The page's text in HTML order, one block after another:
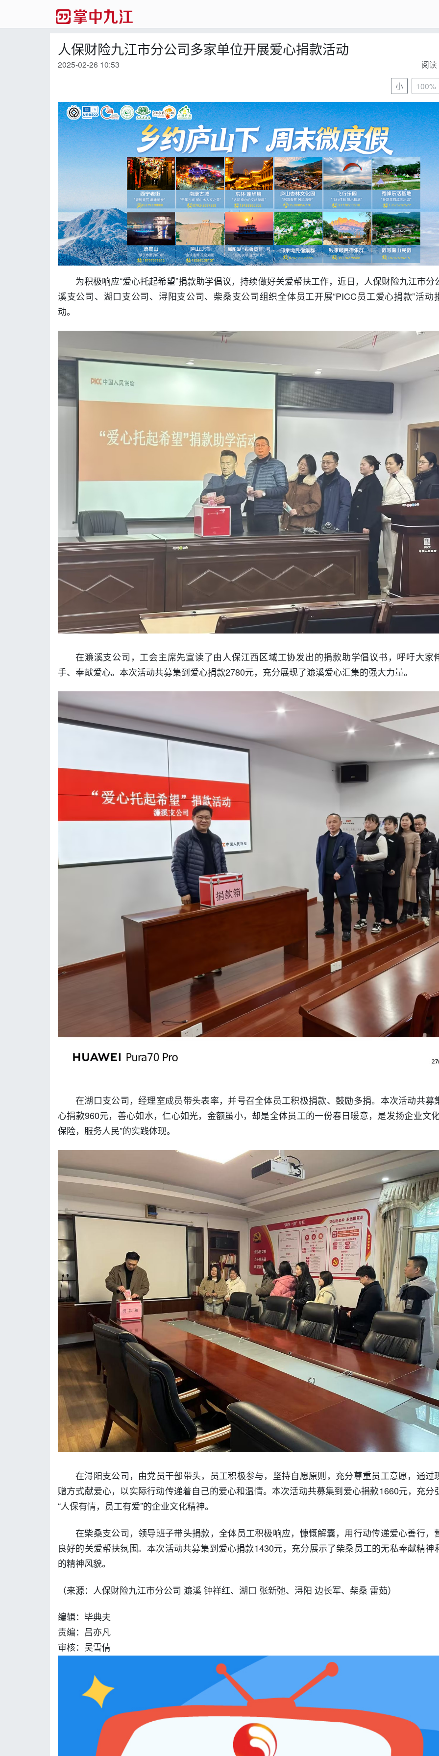
人保财险九江市分公司多家单位开展爱心捐款活动
2025-02-26 10:53
阅
小
100%
为积极响应“爱心托起希望”捐款助学倡议，持续做好关爱帮扶工作，近日，人保财险九江市分
溪支公司、湖口支公司、浔阳支公司、柴桑支公司组织全体员工开展“PICC员工爱心捐款”活动
动。
在濂溪支公司，工会主席先宣读了由人保江西区域工协发出的捐款助学倡议书，呼吁大家
手、奉献爱心。本次活动共募集到爱心捐款2780元，充分展现了濂溪爱心汇集的强大力量。
在湖口支公司，经理室成员带头表率，并号召全体员工积极捐款、鼓励多捐。本次活动共募
心捐款960元，善心如水，仁心如光，金额虽小，却是全体员工的一份春日暖意，是发扬企业文
保险，服务人民”的实践体现。
在浔阳支公司，由党员干部带头，员工积极参与，坚持自愿原则，充分尊重员工意愿，通过
赠方式献爱心，以实际行动传递着自己的爱心和温情。本次活动共募集到爱心捐款1660元，充分
“人保有情，员工有爱”的企业文化精神。
在柴桑支公司，领导班子带头捐款，全体员工积极响应，慷慨解囊，用行动传递爱心善行，
良好的关爱帮扶氛围。本次活动共募集到爱心捐款1430元，充分展示了柴桑员工的无私奉献精神
的精神风貌。
（来源：人保财险九江市分公司 濂溪 钟祥红、湖口 张新弛、浔阳 边长军、柴桑 雷茹）
编辑：毕典夫
责编：吕亦凡
审核：吴雪倩